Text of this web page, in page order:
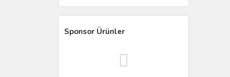
Sponsor Ürünler